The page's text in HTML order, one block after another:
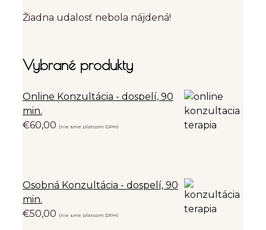
Žiadna udalosť nebola nájdená!
Vybrané produkty
Online Konzultácia - dospelí, 90
min.
€60,00 (nie sme platcom DPH)
Osobná Konzultácia - dospelí, 90
min.
€50,00 (nie sme platcom DPH)